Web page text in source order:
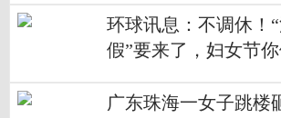
环球讯息：不调休！
假”要来了，妇女节
广东珠海一女子跳楼